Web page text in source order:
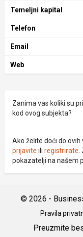
Temeljni kapital
Telefon
Email
Web
Zanima vas koliki su
kod ovog subjekta?
Ako želite doći do
prijavite ili registrirate
pokazatelji na našem
© 2026 -
Pravila
Preuzmite